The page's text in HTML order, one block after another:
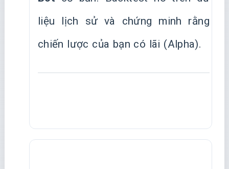
liệu lịch sử và chứng minh rằng
chiến lược của bạn có lãi (Alpha).